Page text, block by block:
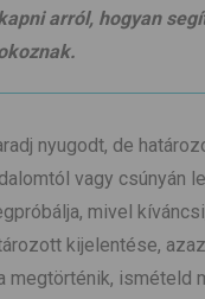
arról, hogyan
nyugodt, de
vagy csúnyán
mivel
kijelentése,
megtörténik, ismételd